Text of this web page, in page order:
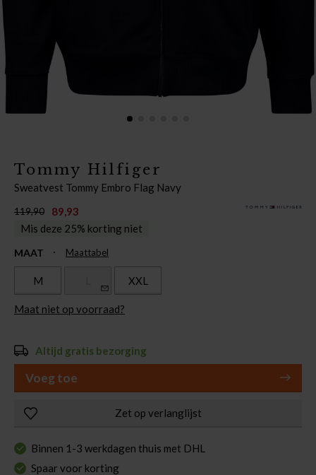
Tommy Hilfiger
Sweatvest Tommy Embro Flag Navy
119,90
89,93
Mis deze 25% korting niet
MAAT Maattabel
M XXL
Maat niet op voorraad?
Altijd gratis bezorging
Voeg toe
Zet op verlanglijst
Binnen 1-3 werkdagen thuis met DHL
Spaar voor korting